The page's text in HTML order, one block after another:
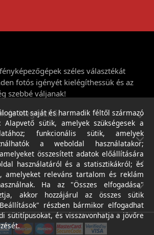
széles választékát
fotós igényét kielégíthessük és az
szebbé váljanak!
és kiegészítői
saját és harmadik féltől származó
Alapvető sütik, amelyek szükségesek a
funkcionális sütik, amelyek
a weboldal használatakor;
összesített adatok előállítására
használatáról és a statisztikákról; és
amelyeket releváns tartalom és reklám
Ha az "Összes elfogadása"
akkor hozzájárul az összes sütik
részben bármikor elfogadhat
sütitípusokat, és visszavonhatja a jövőre